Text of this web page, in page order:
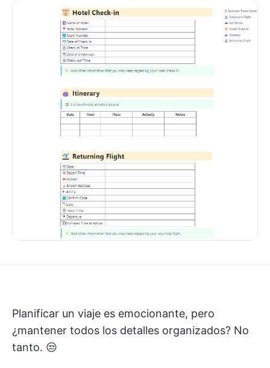
Planificar un viaje es emocionante, pero
¿mantener todos los detalles organizados? No
tanto. 😒